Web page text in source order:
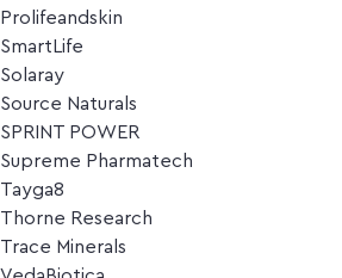
Prolifeandskin
SmartLife
Solaray
Source Naturals
SPRINT POWER
Supreme Pharmatech
Tayga8
Thorne Research
Trace Minerals